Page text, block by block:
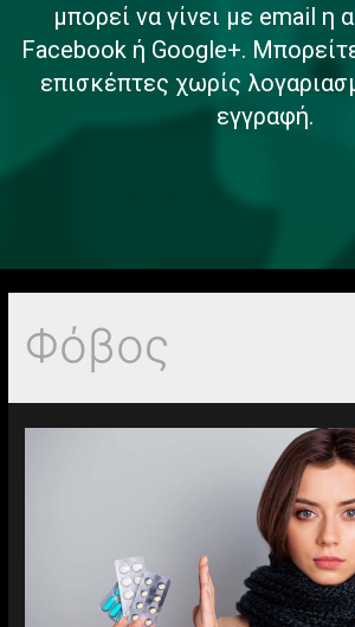
μπορεί να γίνει με email η
Facebook ή Google+.
επισκέπτες χωρίς
εγγραφή.
Φόβος